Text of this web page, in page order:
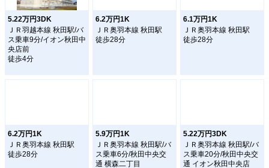
5.22万円3DK
ＪＲ羽越本線 秋田駅/バ
ス乗車9分/イオン秋田中
央店前
徒歩4分
6.2万円1K
ＪＲ奥羽本線 秋田駅
徒歩28分
6.1万円1K
ＪＲ奥羽本線 秋田駅
徒歩28分
6.2万円1K
ＪＲ奥羽本線 秋田駅
徒歩28分
5.9万円1K
ＪＲ奥羽本線 秋田駅/バ
ス乗車6分/秋田中央交
通 横森二丁目
5.22万円3DK
ＪＲ奥羽本線 秋田駅/バ
ス乗車20分/秋田中央交
通 イオン秋田中央店